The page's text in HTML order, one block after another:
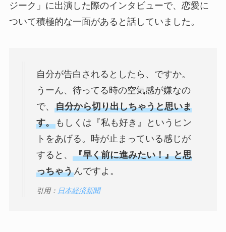
ジーク」に出演した際のインタビューで、恋愛に
ついて積極的な一面があると話していました。
自分が告白されるとしたら、ですか。
うーん、待ってる時の空気感が嫌なの
で、 自分から切り出しちゃうと思いま
す。もしくは『私も好き』というヒン
トをあげる。時が止まっている感じが
すると、 『早く前に進みたい！』と思
っちゃうんですよ。
引用： 日本経済新聞